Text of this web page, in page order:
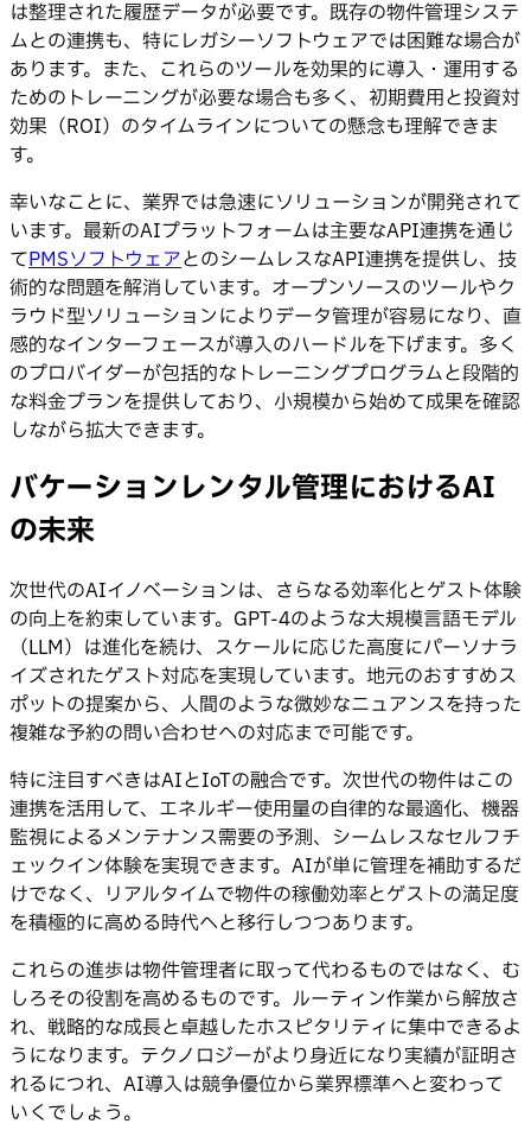
は整理された履歴データが必要です。既存の物件管理システ
ムとの連携も、特にレガシーソフトウェアでは困難な場合が
あります。また、これらのツールを効果的に導入・運用する
ためのトレーニングが必要な場合も多く、初期費用と投資対
効果（ROI）のタイムラインについての懸念も理解できま
す。
幸いなことに、業界では急速にソリューションが開発されて
います。最新のAIプラットフォームは主要なAPI連携を通じ
てPMSソフトウェアとのシームレスなAPI連携を提供し、技
術的な問題を解消しています。オープンソースのツールやク
ラウド型ソリューションによりデータ管理が容易になり、直
感的なインターフェースが導入のハードルを下げます。多く
のプロバイダーが包括的なトレーニングプログラムと段階的
な料金プランを提供しており、小規模から始めて成果を確認
しながら拡大できます。
バケーションレンタル管理におけるAI
の未来
次世代のAIイノベーションは、さらなる効率化とゲスト体験
の向上を約束しています。GPT-4のような大規模言語モデル
（LLM）は進化を続け、スケールに応じた高度にパーソナラ
イズされたゲスト対応を実現しています。地元のおすすめス
ポットの提案から、人間のような微妙なニュアンスを持った
複雑な予約の問い合わせへの対応まで可能です。
特に注目すべきはAIとIoTの融合です。次世代の物件はこの
連携を活用して、エネルギー使用量の自律的な最適化、機器
監視によるメンテナンス需要の予測、シームレスなセルフチ
ェックイン体験を実現できます。AIが単に管理を補助するだ
けでなく、リアルタイムで物件の稼働効率とゲストの満足度
を積極的に高める時代へと移行しつつあります。
これらの進歩は物件管理者に取って代わるものではなく、む
しろその役割を高めるものです。ルーティン作業から解放さ
れ、戦略的な成長と卓越したホスピタリティに集中できるよ
うになります。テクノロジーがより身近になり実績が証明さ
れるにつれ、AI導入は競争優位から業界標準へと変わって
いくでしょう。